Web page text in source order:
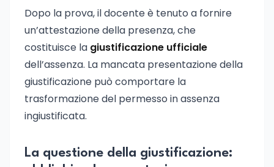
Dopo la prova, il docente è tenuto a fornire
un’attestazione della presenza, che
costituisce la giustificazione ufficiale
dell’assenza. La mancata presentazione della
giustificazione può comportare la
trasformazione del permesso in assenza
ingiustificata.
La questione della giustificazione: